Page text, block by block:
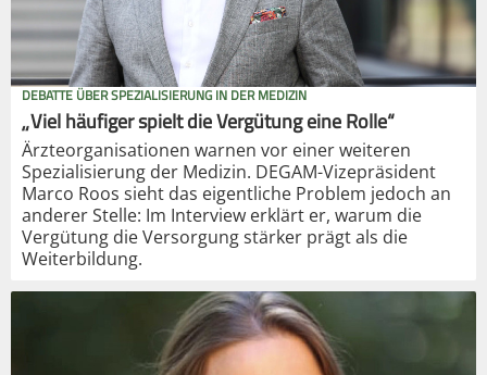
DEBATTE ÜBER SPEZIALISIERUNG IN DER MEDIZIN
„Viel häufiger spielt die Vergütung eine Rolle“
Ärzteorganisationen warnen vor einer weiteren
Spezialisierung der Medizin. DEGAM-Vizepräsident
Marco Roos sieht das eigentliche Problem jedoch an
anderer Stelle: Im Interview erklärt er, warum die
Vergütung die Versorgung stärker prägt als die
Weiterbildung.